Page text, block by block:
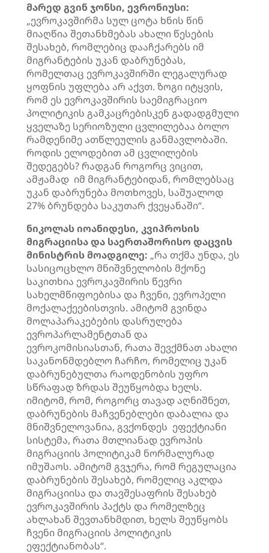
მარედ გვინ ჯონსი, ევრონიუსი:
„ევროკავშირმა სულ ცოტა ხნის წინ
მიაღწია შეთანხმებას ახალი წესების
შესახებ, რომლებიც დააჩქარებს იმ
მიგრანტების უკან დაბრუნებას,
რომელთაც ევროკავშირში ლეგალურად
ყოფნის უფლება არ აქვთ. ზოგი იტყვის,
რომ ეს ევროკავშირის საემიგრაციო
პოლიტიკის გამკაცრებისკენ გადადგმული
ყველაზე სერიოზული ცვლილებაა ბოლო
რამდენიმე ათწლეულის განმავლობაში.
როდის ელოდებით ამ ცვლილების
შედეგებს? რადგან როგორც ვიცით,
ამჟამად იმ მიგრანტებიდან, რომლებსაც
უკან დაბრუნება მოთხოვეს, საშუალოდ
27% ბრუნდება საკუთარ ქვეყანაში“.
ნიკოლას იოანიდესი, კვიპროსის
მიგრაციისა და საერთაშორისო დაცვის
მინისტრის მოადგილე: „რა თქმა უნდა, ეს
სასიცოცხლო მნიშვნელობის მქონე
საკითხია ევროკავშირის წევრი
სახელმწიფოებისა და ჩვენი, ევროპელი
მოქალაქეებისთვის. ამიტომ გვინდა
მოლაპარაკებების დასრულება
ევროპარლამენტთან და
ევროკომისიასთან, რათა შევქმნათ ახალი
საკანონმდებლო ჩარჩო, რომელიც უკან
დაბრუნებულთა რაოდენობის უფრო
სწრაფად ზრდას შეუწყობდა ხელს.
იმიტომ, რომ, როგორც თავად აღნიშნეთ,
დაბრუნების მაჩვენებლები დაბალია და
მნიშვნელოვანია, გვქონდეს ეფექტიანი
სისტემა, რათა მთლიანად ევროპის
მიგრაციის პოლიტიკამ ნორმალურად
იმუშაოს. ამიტომ გვჯერა, რომ რეგულაცია
დაბრუნების შესახებ, რომელიც აკლდა
მიგრაციისა და თავშესაფრის შესახებ
ევროკავშირის პაქტს და რომელზეც
ახლახან შევთანხმდით, ხელს შეუწყობს
ჩვენი მიგრაციის პოლიტიკის
ეფექტიანობას“.